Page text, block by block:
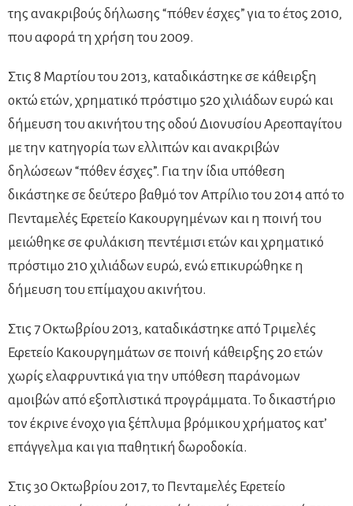
της ανακριβούς δήλωσης “πόθεν έσχες” για το έτος 2010,
που αφορά τη χρήση του 2009.
Στις 8 Μαρτίου του 2013, καταδικάστηκε σε κάθειρξη
οκτώ ετών, χρηματικό πρόστιμο 520 χιλιάδων ευρώ και
δήμευση του ακινήτου της οδού Διονυσίου Αρεοπαγίτου
με την κατηγορία των ελλιπών και ανακριβών
δηλώσεων “πόθεν έσχες”. Για την ίδια υπόθεση
δικάστηκε σε δεύτερο βαθμό τον Απρίλιο του 2014 από το
Πενταμελές Εφετείο Κακουργημένων και η ποινή του
μειώθηκε σε φυλάκιση πεντέμισι ετών και χρηματικό
πρόστιμο 210 χιλιάδων ευρώ, ενώ επικυρώθηκε η
δήμευση του επίμαχου ακινήτου.
Στις 7 Οκτωβρίου 2013, καταδικάστηκε από Τριμελές
Εφετείο Κακουργημάτων σε ποινή κάθειρξης 20 ετών
χωρίς ελαφρυντικά για την υπόθεση παράνομων
αμοιβών από εξοπλιστικά προγράμματα. Το δικαστήριο
τον έκρινε ένοχο για ξέπλυμα βρόμικου χρήματος κατ’
επάγγελμα και για παθητική δωροδοκία.
Στις 30 Οκτωβρίου 2017, το Πενταμελές Εφετείο